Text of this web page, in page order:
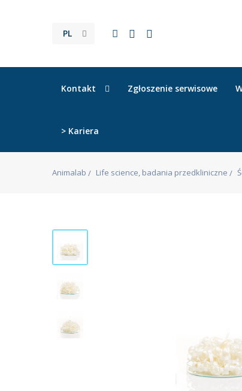
PL
Kontakt Zgłoszenie serwisowe
> Kariera
Animalab Life science, badania przedkliniczne